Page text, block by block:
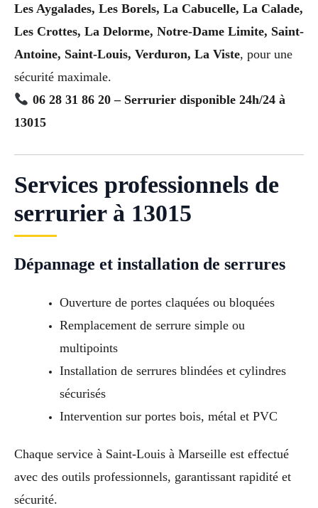
Les Aygalades, Les Borels, La Cabucelle, La Calade,
Les Crottes, La Delorme, Notre-Dame Limite, Saint-
Antoine, Saint-Louis, Verduron, La Viste, pour une
sécurité maximale.
06 28 31 86 20 – Serrurier disponible 24h/24 à
13015
Services professionnels de
serrurier à 13015
Dépannage et installation de serrures
Ouverture de portes claquées ou bloquées
Remplacement de serrure simple ou
multipoints
Installation de serrures blindées et cylindres
sécurisés
Intervention sur portes bois, métal et PVC
Chaque service à Saint-Louis à Marseille est effectué
avec des outils professionnels, garantissant rapidité et
sécurité.